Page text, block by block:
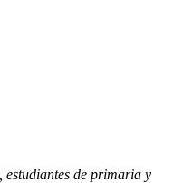
estudiantes de primaria y